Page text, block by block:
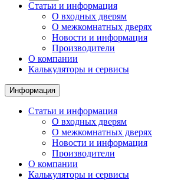
Статьи и информация
О входных дверям
О межкомнатных дверях
Новости и информация
Производители
О компании
Калькуляторы и сервисы
Информация
Статьи и информация
О входных дверям
О межкомнатных дверях
Новости и информация
Производители
О компании
Калькуляторы и сервисы